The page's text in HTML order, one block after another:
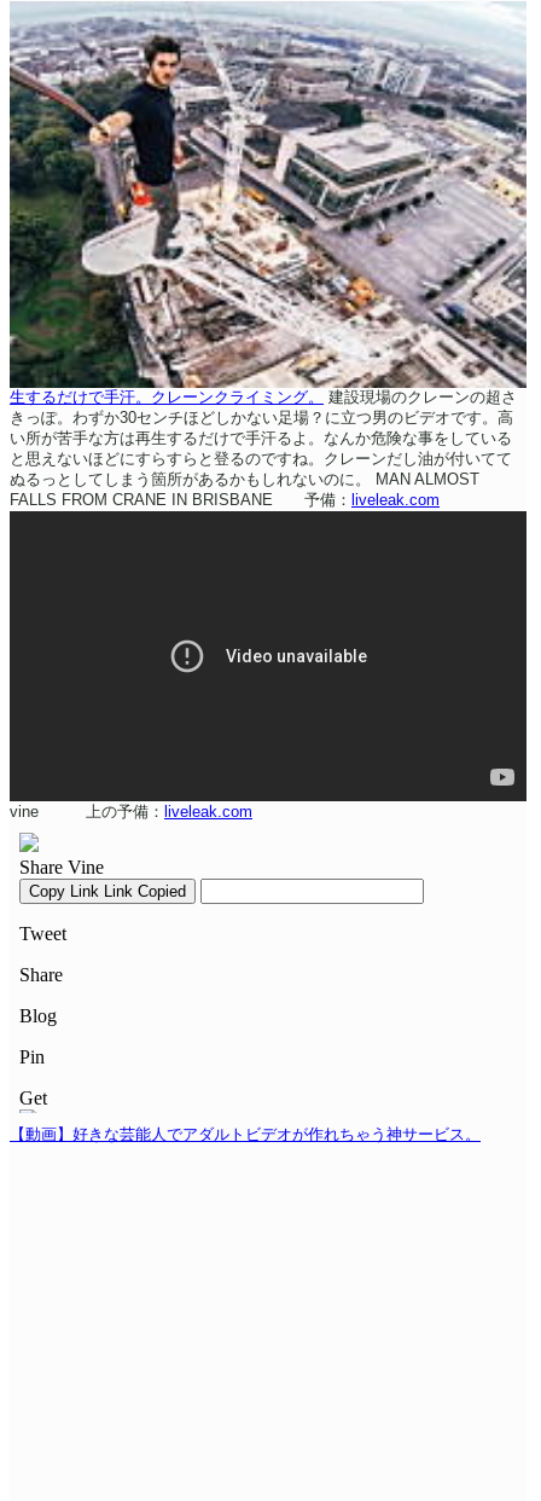
生するだけで手汗。クレーンクライミング。
建設現場のクレーンの超さ
きっぽ。わずか30センチほどしかない足場？に立つ男のビデオです。高
い所が苦手な方は再生するだけで手汗るよ。なんか危険な事をしている
と思えないほどにすらすらと登るのですね。クレーンだし油が付いてて
ぬるっとしてしまう箇所があるかもしれないのに。
MAN ALMOST
FALLS FROM CRANE IN BRISBANE 予備： liveleak.com
vine 上の予備： liveleak.com
【動画】好きな芸能人でアダルトビデオが作れちゃう神サービス。